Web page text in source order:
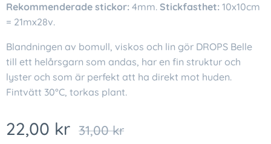
Rekommenderade stickor: 4mm. Stickfasthet: 10x10cm
= 21mx28v.
Blandningen av bomull, viskos och lin gör DROPS Belle
till ett helårsgarn som andas, har en fin struktur och
lyster och som är perfekt att ha direkt mot huden.
Fintvätt 30°C, torkas plant.
22,00 kr 31,00kr